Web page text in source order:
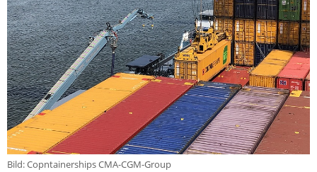
Bild: Copntainerships CMA-CGM-Group